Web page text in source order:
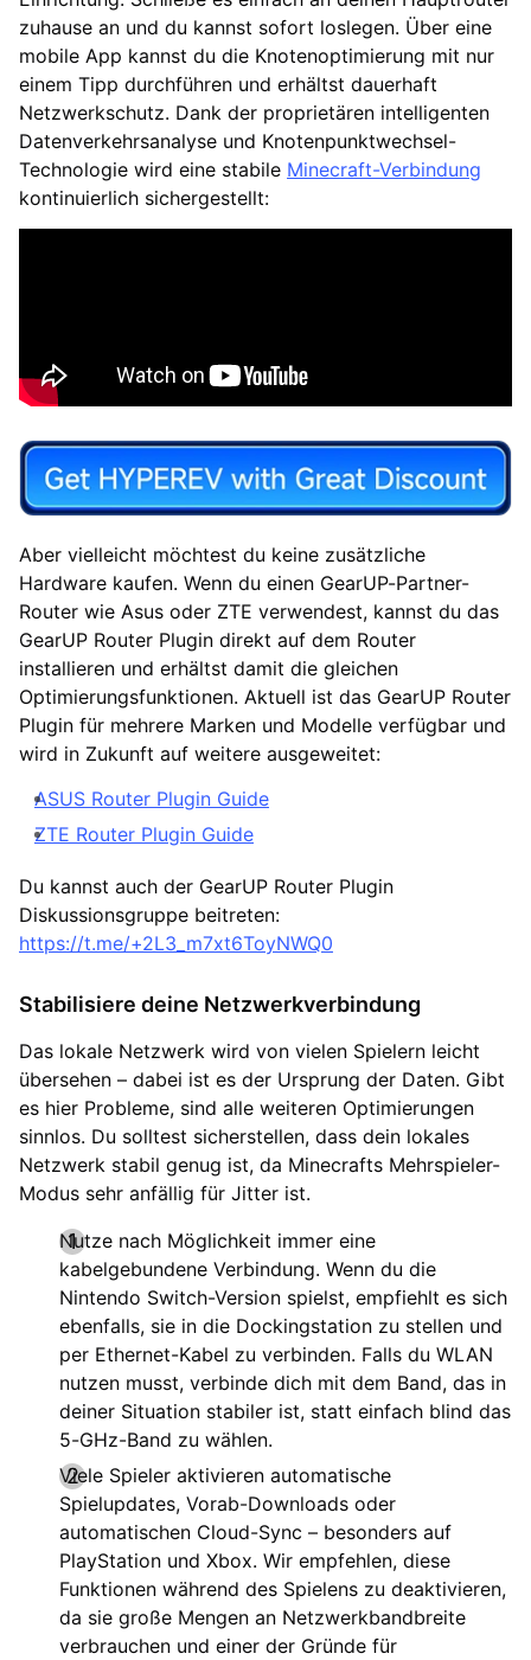
zuhause an und du kannst sofort loslegen. Über eine
mobile App kannst du die Knotenoptimierung mit nur
einem Tipp durchführen und erhältst dauerhaft
Netzwerkschutz. Dank der proprietären intelligenten
Datenverkehrsanalyse und Knotenpunktwechsel-
Technologie wird eine stabile Minecraft-Verbindung
kontinuierlich sichergestellt:
Aber vielleicht möchtest du keine zusätzliche
Hardware kaufen. Wenn du einen GearUP-Partner-
Router wie Asus oder ZTE verwendest, kannst du das
GearUP Router Plugin direkt auf dem Router
installieren und erhältst damit die gleichen
Optimierungsfunktionen. Aktuell ist das GearUP Router
Plugin für mehrere Marken und Modelle verfügbar und
wird in Zukunft auf weitere ausgeweitet:
ASUS Router Plugin Guide
ZTE Router Plugin Guide
Du kannst auch der GearUP Router Plugin
Diskussionsgruppe beitreten:
https://t.me/+2L3_m7xt6ToyNWQ0
Stabilisiere deine Netzwerkverbindung
Das lokale Netzwerk wird von vielen Spielern leicht
übersehen – dabei ist es der Ursprung der Daten. Gibt
es hier Probleme, sind alle weiteren Optimierungen
sinnlos. Du solltest sicherstellen, dass dein lokales
Netzwerk stabil genug ist, da Minecrafts Mehrspieler-
Modus sehr anfällig für Jitter ist.
Nutze nach Möglichkeit immer eine
kabelgebundene Verbindung. Wenn du die
Nintendo Switch-Version spielst, empfiehlt es sich
ebenfalls, sie in die Dockingstation zu stellen und
per Ethernet-Kabel zu verbinden. Falls du WLAN
nutzen musst, verbinde dich mit dem Band, das in
deiner Situation stabiler ist, statt einfach blind das
5-GHz-Band zu wählen.
Viele Spieler aktivieren automatische
Spielupdates, Vorab-Downloads oder
automatischen Cloud-Sync – besonders auf
PlayStation und Xbox. Wir empfehlen, diese
Funktionen während des Spielens zu deaktivieren,
da sie große Mengen an Netzwerkbandbreite
verbrauchen und einer der Gründe für